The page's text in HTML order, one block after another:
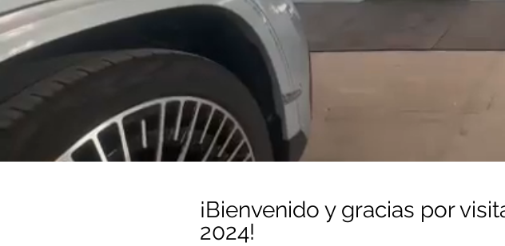
¡Bienvenido y gracias por
2024!